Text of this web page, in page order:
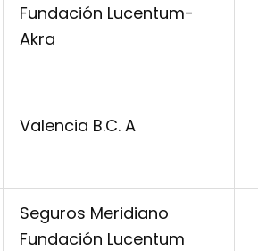
Fundación Lucentum-
Akra
Valencia B.C. A
Seguros Meridiano
Fundación Lucentum